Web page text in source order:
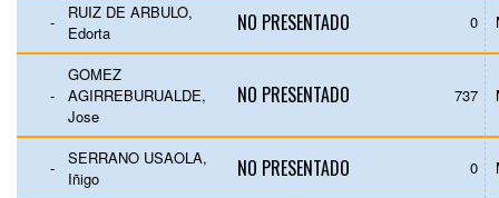
-
RUIZ DE ARBULO,
Edorta
NO PRESENTADO 0
-
GOMEZ
AGIRREBURUALDE,
Jose
NO PRESENTADO 737
-
SERRANO USAOLA,
Iñigo
NO PRESENTADO 0